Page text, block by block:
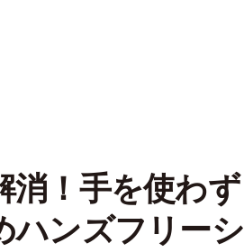
消！手を使わず
ハンズフリーシ